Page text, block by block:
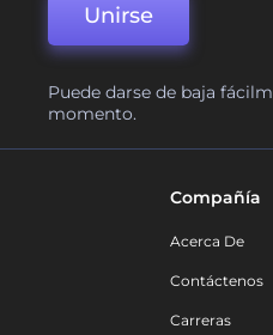
Unirse
Puede darse de baja
momento.
Compañía
Acerca De
Contáctenos
Carreras